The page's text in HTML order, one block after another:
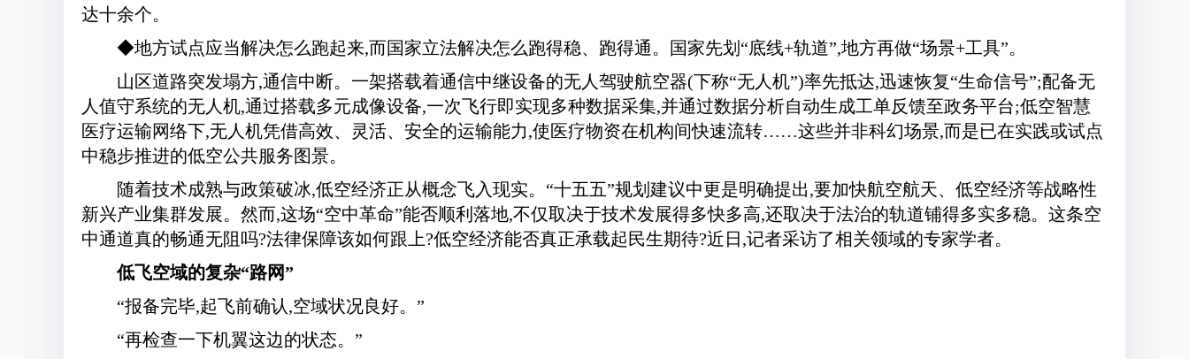
达十余个。
◆地方试点应当解决怎么跑起来,而国家立法解决怎么跑得稳、跑得通。国家先划“底线+轨道”,地方再做“场景+工具”。
山区道路突发塌方,通信中断。一架搭载着通信中继设备的无人驾驶航空器(下称“无人机”)率先抵达,迅速恢复“生命信号”;配备无
人值守系统的无人机,通过搭载多元成像设备,一次飞行即实现多种数据采集,并通过数据分析自动生成工单反馈至政务平台;低空智慧
医疗运输网络下,无人机凭借高效、灵活、安全的运输能力,使医疗物资在机构间快速流转……这些并非科幻场景,而是已在实践或试点
中稳步推进的低空公共服务图景。
随着技术成熟与政策破冰,低空经济正从概念飞入现实。“十五五”规划建议中更是明确提出,要加快航空航天、低空经济等战略性
新兴产业集群发展。然而,这场“空中革命”能否顺利落地,不仅取决于技术发展得多快多高,还取决于法治的轨道铺得多实多稳。这条空
中通道真的畅通无阻吗?法律保障该如何跟上?低空经济能否真正承载起民生期待?近日,记者采访了相关领域的专家学者。
低飞空域的复杂“路网”
“报备完毕,起飞前确认,空域状况良好。”
“再检查一下机翼这边的状态。”